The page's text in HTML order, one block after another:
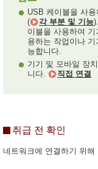
USB 케이블을 사
(
각 부분 및 기능
이블을 사용하여
용하는 작업이나
능합니다.
기기 및 모바일 장
니다.
직접 연결
취급 전 확인
네트워크에 연결하기 위